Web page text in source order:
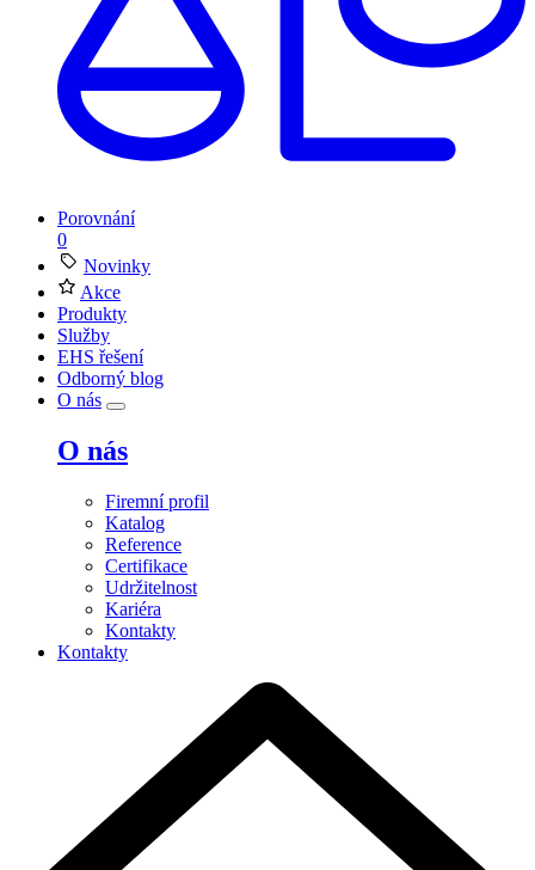
Porovnání
0
Novinky
Akce
Produkty
Služby
EHS řešení
Odborný blog
O nás
O nás
Firemní profil
Katalog
Reference
Certifikace
Udržitelnost
Kariéra
Kontakty
Kontakty